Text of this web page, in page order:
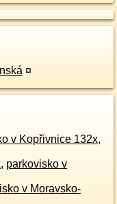
¤
v Kopřivnice 132x,
, parkovisko v
v Moravsko-